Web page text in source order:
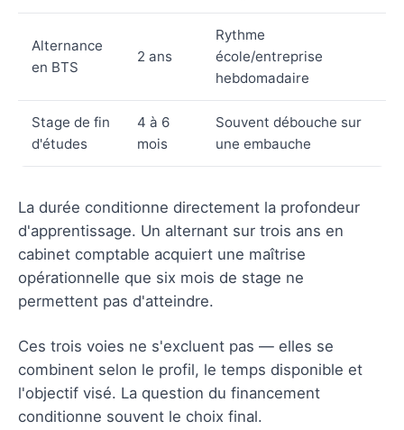
Alternance
en BTS
2 ans
Rythme
école/entreprise
hebdomadaire
Stage de fin
d'études
4 à 6
mois
Souvent débouche sur
une embauche
La durée conditionne directement la profondeur
d'apprentissage. Un alternant sur trois ans en
cabinet comptable acquiert une maîtrise
opérationnelle que six mois de stage ne
permettent pas d'atteindre.
Ces trois voies ne s'excluent pas — elles se
combinent selon le profil, le temps disponible et
l'objectif visé. La question du financement
conditionne souvent le choix final.